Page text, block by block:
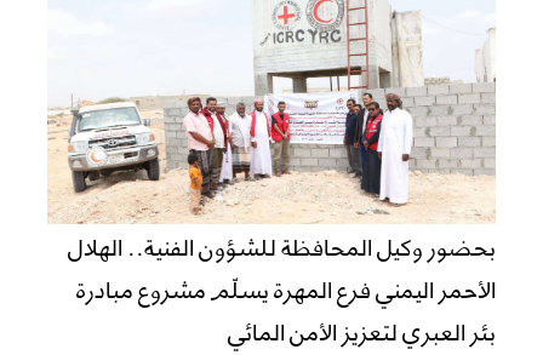
بحضور وكيل المحافظة للشؤون الفنية.. الهلال
الأحمر اليمني فرع المهرة يسلّم مشروع مبادرة
بئر العبري لتعزيز الأمن المائي